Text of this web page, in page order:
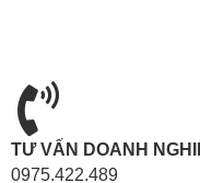
TƯ VẤN DOANH
0975.422.489